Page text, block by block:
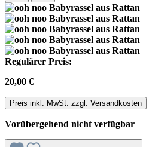
Regulärer Preis:
20,00 €
Preis inkl. MwSt. zzgl. Versandkosten
Vorübergehend nicht verfügbar